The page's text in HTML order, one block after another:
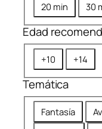
u
r
a
i
ó
n
20 min 30
Edad
d
a
d
+10 +14
Temática
e
Fantasía